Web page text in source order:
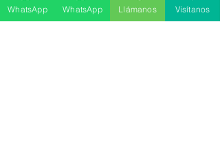
WhatsApp WhatsApp Llámanos Visítanos